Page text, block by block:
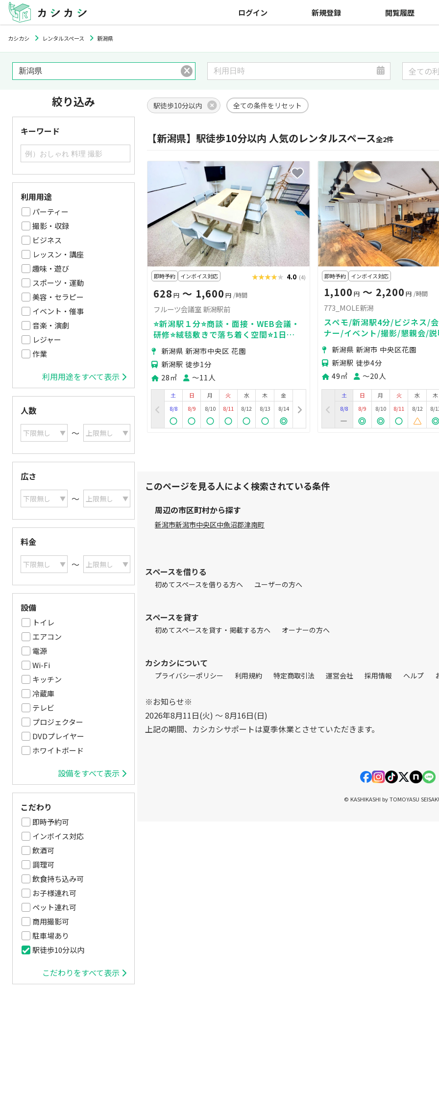
ログイン 新規登録 閲覧履歴
カシカシ レンタルスペース 新潟県
絞り込み
キーワード
利用用途
パーティー
撮影・収録
ビジネス
レッスン・講座
趣味・遊び
スポーツ・運動
美容・セラピー
イベント・催事
音楽・演劇
レジャー
作業
利用用途をすべて表示
人数
〜
広さ
〜
料金
〜
設備
テレビ
キッチン
プロジェクター
ホワイトボード
DVDプレイヤー
トイレ
冷蔵庫
エアコン
電源
Wi-Fi
設備をすべて表示
こだわり
即時予約可
インボイス対応
駅徒歩10分以内
飲酒可
調理可
飲食持ち込み可
お子様連れ可
ペット連れ可
商用撮影可
駐車場あり
こだわりをすべて表示
駅徒歩10分以内 全ての条件をリセット
【新潟県】駅徒歩10分以内 人気のレンタルスペース全2件
即時予約 インボイス対応 ★★★★★
★★★★★ 4.0 (4)
628 円 〜 1,600 円 /時間
フルーツ会議室 新潟駅前
⭐️新潟駅１分⭐️商談・面接・WEB会議・
研修⭐️絨毯敷きで落ち着く空間⭐️1日
8,800円＜フルーツ会議室🍋＞
新潟県 新潟市中央区 花園
新潟駅 徒歩1分
28㎡
〜11人
土
8/8
日
8/9
月
8/10
火
8/11
水
8/12
木
8/13
金
8/14
即時予約 インボイス対応
1,100 円 〜 2,200 円 /時間
773_MOLE新潟
スペモ/新潟駅4分/ビジネス/
ナー/イベント/撮影/懇親会/
ーティー/ワークショップ/
新潟新潟県 新潟市 中央区花園
新潟駅 徒歩4分
49㎡
〜20人
土
8/8
日
8/9
月
8/10
火
8/11
水
8/12
木
8/
このページを見る人によく検索されている条件
周辺の市区町村から探す
新潟市新潟市中央区中魚沼郡津南町
スペースを借りる
初めてスペースを借りる方へ ユーザーの方へ
スペースを貸す
初めてスペースを貸す・掲載する方へ オーナーの方へ
カシカシについて
プライバシーポリシー 利用規約 特定商取引法 運営会社 採用情報 ヘルプ
※お知らせ※
2026年8月11日(火) 〜 8月16日(日)
上記の期間、カシカシサポートは夏季休業とさせていただきます。
© KASHIKASHI by TOMOYASU